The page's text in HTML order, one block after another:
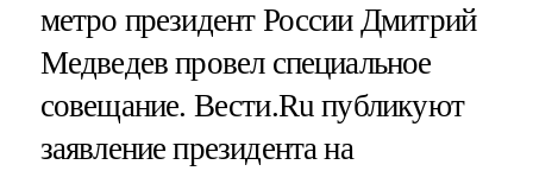
метро президент России Дмитрий
Медведев провел специальное
совещание. Вести.Ru публикуют
заявление президента на